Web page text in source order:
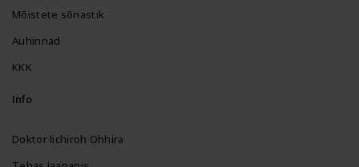
Mõistete sõnastik
Auhinnad
KKK
Info
Doktor Iichiroh Ohhira